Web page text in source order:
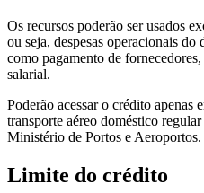
Os recursos poderão ser usados
ou seja, despesas operacionais do
como pagamento de
salarial.
Poderão acessar o crédito apenas
transporte aéreo doméstico
Ministério de Portos e Aeroportos.
Limite do crédito